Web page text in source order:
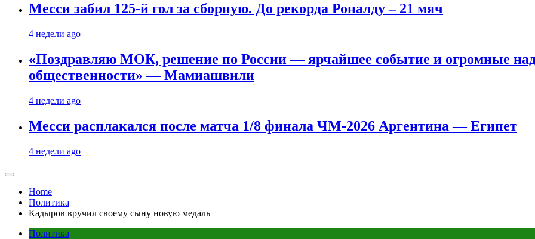
Месси забил 125-й гол за сборную. До рекорда Роналду – 21 мяч
4 недели ago
«Поздравляю МОК, решение по России — ярчайшее событие и огромные
общественности» — Мамиашвили
4 недели ago
Месси расплакался после матча 1/8 финала ЧМ-2026 Аргентина — Египет
4 недели ago
Home
Политика
Кадыров вручил своему сыну новую медаль
Политика